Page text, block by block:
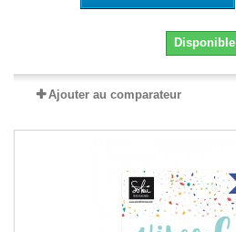
Disponible
Ajouter au comparateur